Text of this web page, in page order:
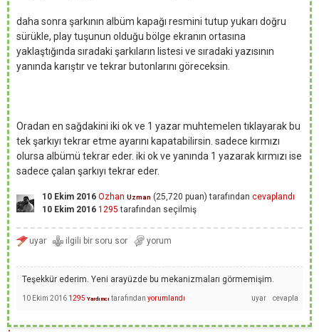
daha sonra şarkının albüm kapağı resmini tutup yukarı doğru
sürükle, play tuşunun olduğu bölge ekranın ortasına
yaklaştığında sıradaki şarkıların listesi ve sıradaki yazısının
yanında karıştır ve tekrar butonlarını göreceksin.
Oradan en sağdakini iki ok ve 1 yazar muhtemelen tıklayarak bu
tek şarkıyı tekrar etme ayarını kapatabilirsin. sadece kırmızı
olursa albümü tekrar eder. iki ok ve yanında 1 yazarak kırmızı ise
sadece çalan şarkıyı tekrar eder.
10 Ekim 2016 Ozhan Uzman (25,720 puan) tarafından cevaplandı
10 Ekim 2016 1295 tarafından seçilmiş
Teşekkür ederim. Yeni arayüzde bu mekanizmaları görmemişim.
10 Ekim 2016 1295 Yardımcı tarafından yorumlandı